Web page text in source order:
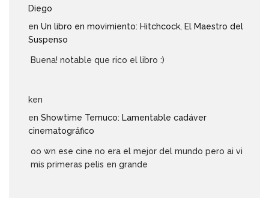
Diego
en Un libro en movimiento: Hitchcock, El Maestro del
Suspenso
Buena! notable que rico el libro :)
ken
en Showtime Temuco: Lamentable cadáver
cinematográfico
oo wn ese cine no era el mejor del mundo pero ai vi
mis primeras pelis en grande